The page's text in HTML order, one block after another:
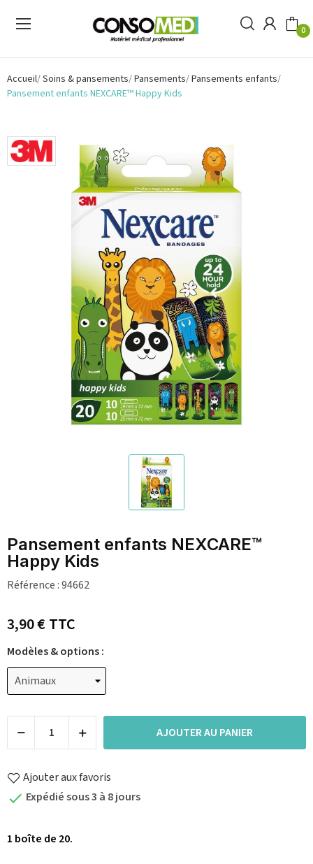
0
Accueil Soins & pansements Pansements Pansements enfants
Pansement enfants NEXCARE™ Happy Kids
Pansement enfants NEXCARE™
Happy Kids
Référence :94662
3,90 €TTC
Modèles & options :
AJOUTER AU PANIER
Ajouter aux favoris
 Expédié sous 3 à 8 jours
1 boîte de 20.